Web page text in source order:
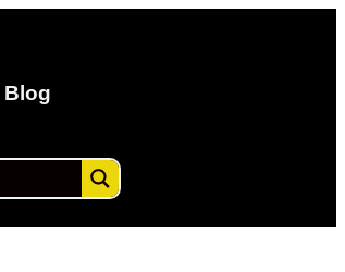
Blog